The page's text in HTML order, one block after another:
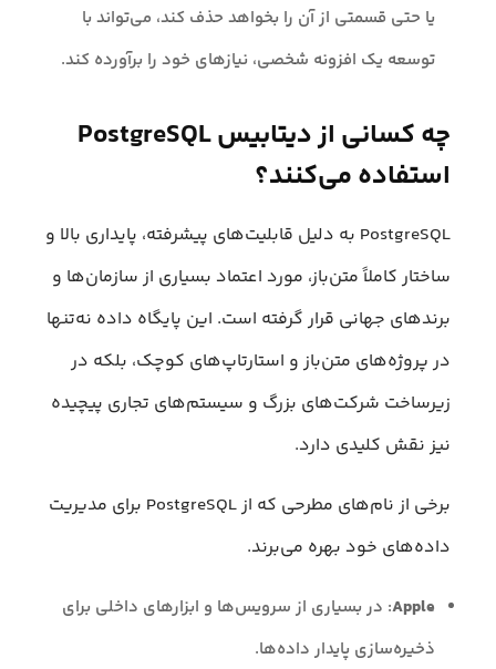
یا حتی قسمتی از آن را بخواهد حذف کند، می‌تواند با
توسعه یک افزونه شخصی، نیازهای خود را برآورده کند.
چه کسانی از دیتابیس PostgreSQL
استفاده می‌کنند؟
PostgreSQL به دلیل قابلیت‌های پیشرفته، پایداری بالا و
ساختار کاملاً متن‌باز، مورد اعتماد بسیاری از سازمان‌ها و
برندهای جهانی قرار گرفته است. این پایگاه داده نه‌تنها
در پروژه‌های متن‌باز و استارتاپ‌های کوچک، بلکه در
زیرساخت شرکت‌های بزرگ و سیستم‌های تجاری پیچیده
نیز نقش کلیدی دارد.
برخی از نام‌های مطرحی که از PostgreSQL برای مدیریت
داده‌های خود بهره می‌برند.
Apple: در بسیاری از سرویس‌ها و ابزارهای داخلی برای
ذخیره‌سازی پایدار داده‌ها.